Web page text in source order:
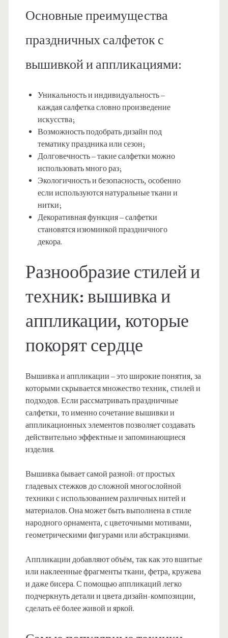
Основные преимущества
праздничных салфеток с
вышивкой и аппликациями:
Уникальность и индивидуальность –
каждая салфетка словно произведение
искусства;
Возможность подобрать дизайн под
тематику праздника или сезон;
Долговечность – такие салфетки можно
использовать много раз;
Экологичность и безопасность, особенно
если используются натуральные ткани и
нитки;
Декоративная функция – салфетки
становятся изюминкой праздничного
декора.
Разнообразие стилей и
техник: вышивка и
аппликации, которые
покорят сердце
Вышивка и аппликации – это широкие понятия, за
которыми скрывается множество техник, стилей и
подходов. Если рассматривать праздничные
салфетки, то именно сочетание вышивки и
аппликационных элементов позволяет создавать
действительно эффектные и запоминающиеся
изделия.
Вышивка бывает самой разной: от простых
гладевых стежков до сложной многослойной
техники с использованием различных нитей и
материалов. Она может быть выполнена в стиле
народного орнамента, с цветочными мотивами,
геометрическими фигурами или абстракциями.
Аппликации добавляют объём, так как это вшитые
или наклеенные фрагменты ткани, фетра, кружева
и даже бисера. С помощью аппликаций легко
подчеркнуть детали и цвета дизайн-композиции,
сделать её более живой и яркой.